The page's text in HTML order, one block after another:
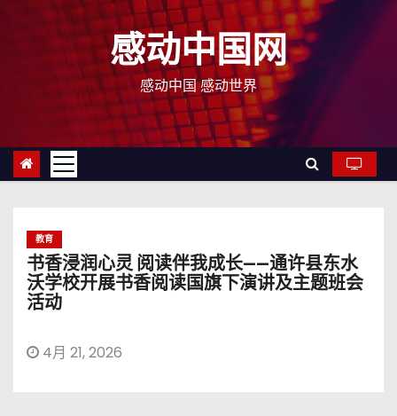
感动中国网
感动中国 感动世界
教育
书香浸润心灵 阅读伴我成长——通许县东水
沃学校开展书香阅读国旗下演讲及主题班会
活动
4月 21, 2026